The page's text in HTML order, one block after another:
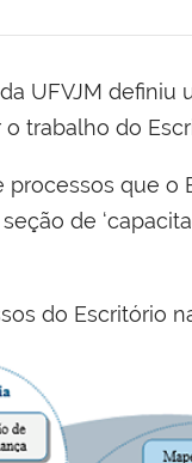
UFVJM
trabalho do
que o
de
do Escritório